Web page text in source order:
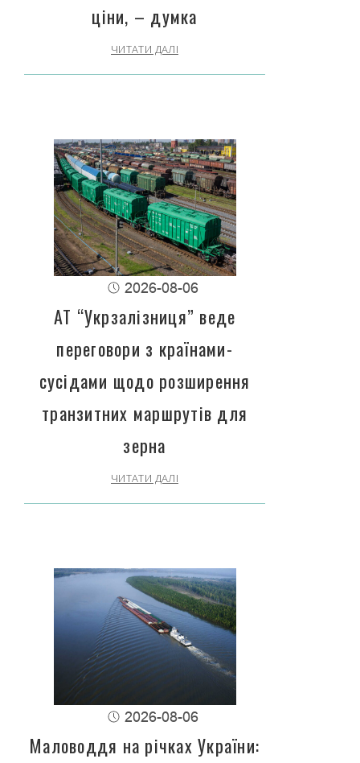
ціни, – думка
ЧИТАТИ ДАЛІ
2026-08-06
АТ “Укрзалізниця” веде
переговори з країнами-
сусідами щодо розширення
транзитних маршрутів для
зерна
ЧИТАТИ ДАЛІ
2026-08-06
Маловоддя на річках України: